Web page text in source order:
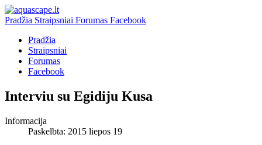
Pradžia Straipsniai Forumas Facebook
Pradžia
Straipsniai
Forumas
Facebook
Interviu su Egidiju Kusa
Informacija
Paskelbta: 2015 liepos 19